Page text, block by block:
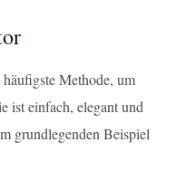
Methode, um
ist einfach, elegant und
grundlegenden Beispiel